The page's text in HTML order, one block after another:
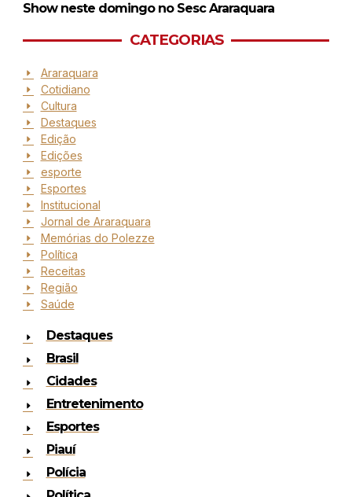
Show neste domingo no Sesc Araraquara
CATEGORIAS
Araraquara
Cotidiano
Cultura
Destaques
Edição
Edições
esporte
Esportes
Institucional
Jornal de Araraquara
Memórias do Polezze
Política
Receitas
Região
Saúde
Destaques
Brasil
Cidades
Entretenimento
Esportes
Piauí
Polícia